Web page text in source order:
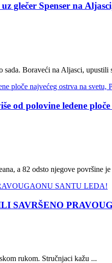
Spenser na
sada. Boraveći na Aljasci, upustili
polovine ledene
a 82 odsto njegove površine je
SAVRŠENO
rukom. Stručnjaci kažu ...